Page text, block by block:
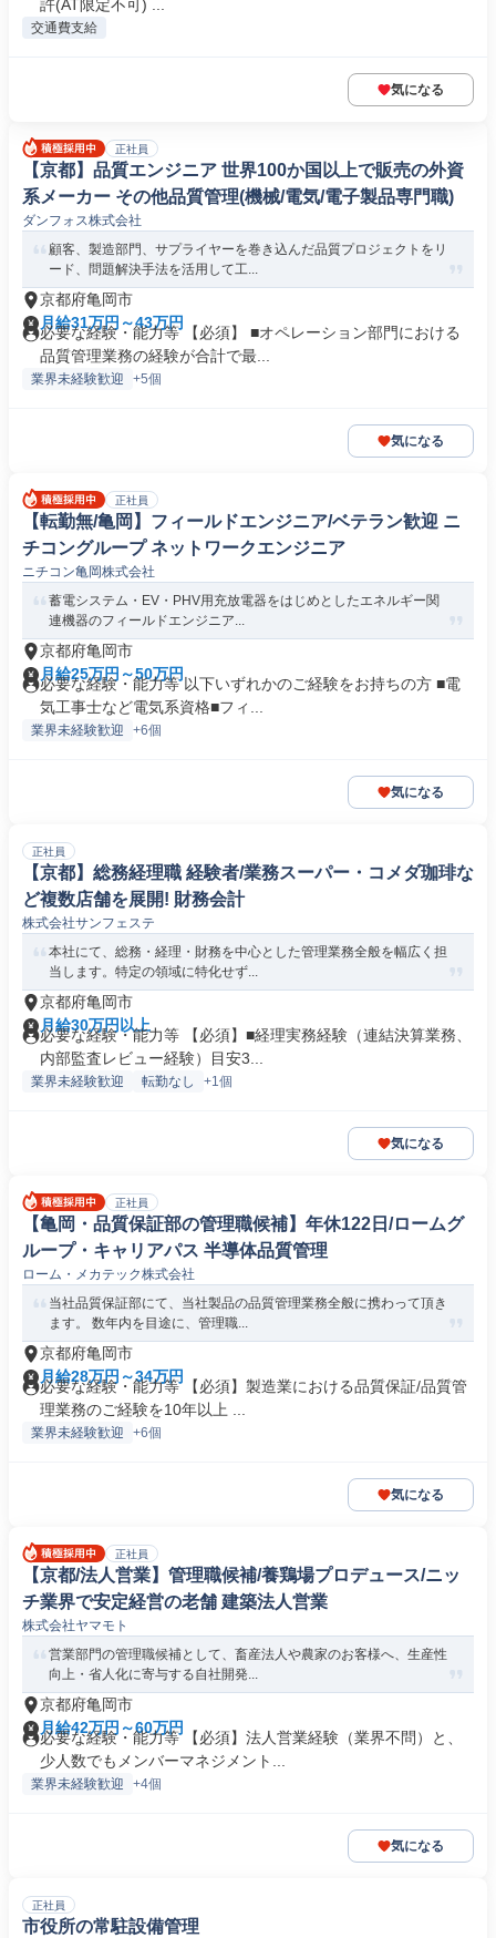
許(AT限定不可) ...
交通費支給
気になる
正社員
【京都】品質エンジニア 世界100か国以上で販売の外資
系メーカー その他品質管理(機械/電気/電子製品専門職)
ダンフォス株式会社
顧客、製造部門、サプライヤーを巻き込んだ品質プロジェクトをリ
ード、問題解決手法を活用して工...
京都府亀岡市
月給31万円～43万円
必要な経験・能力等 【必須】 ■オペレーション部門における
品質管理業務の経験が合計で最...
業界未経験歓迎 +5個
気になる
正社員
【転勤無/亀岡】フィールドエンジニア/ベテラン歓迎 ニ
チコングループ ネットワークエンジニア
ニチコン亀岡株式会社
蓄電システム・EV・PHV用充放電器をはじめとしたエネルギー関
連機器のフィールドエンジニア...
京都府亀岡市
月給25万円～50万円
必要な経験・能力等 以下いずれかのご経験をお持ちの方 ■電
気工事士など電気系資格■フィ...
業界未経験歓迎 +6個
気になる
正社員
【京都】総務経理職 経験者/業務スーパー・コメダ珈琲な
ど複数店舗を展開! 財務会計
株式会社サンフェステ
本社にて、総務・経理・財務を中心とした管理業務全般を幅広く担
当します。特定の領域に特化せず...
京都府亀岡市
月給30万円以上
必要な経験・能力等 【必須】■経理実務経験（連結決算業務、
内部監査レビュー経験）目安3...
業界未経験歓迎 転勤なし +1個
気になる
正社員
【亀岡・品質保証部の管理職候補】年休122日/ロームグ
ループ・キャリアパス 半導体品質管理
ローム・メカテック株式会社
当社品質保証部にて、当社製品の品質管理業務全般に携わって頂き
ます。 数年内を目途に、管理職...
京都府亀岡市
月給28万円～34万円
必要な経験・能力等 【必須】製造業における品質保証/品質管
理業務のご経験を10年以上 ...
業界未経験歓迎 +6個
気になる
正社員
【京都/法人営業】管理職候補/養鶏場プロデュース/ニッ
チ業界で安定経営の老舗 建築法人営業
株式会社ヤマモト
営業部門の管理職候補として、畜産法人や農家のお客様へ、生産性
向上・省人化に寄与する自社開発...
京都府亀岡市
月給42万円～60万円
必要な経験・能力等 【必須】法人営業経験（業界不問）と、
少人数でもメンバーマネジメント...
業界未経験歓迎 +4個
気になる
正社員
市役所の常駐設備管理